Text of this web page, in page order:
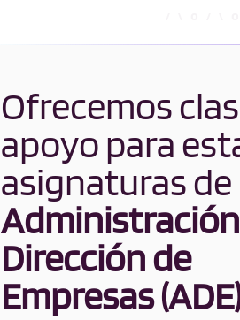
Ofrecemos
apoyo para
asignaturas de
Dirección de
Empresas